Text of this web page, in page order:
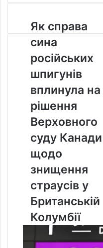
Як
справа
сина
російських
шпигунів
вплинула
на
рішення
Верховного
суду
Канади
щодо
страусів
у
Колумбії
Як справа
сина
російських
шпигунів
вплинула на
рішення
Верховного
суду Канади
щодо
знищення
страусів у
Британській
Колумбії